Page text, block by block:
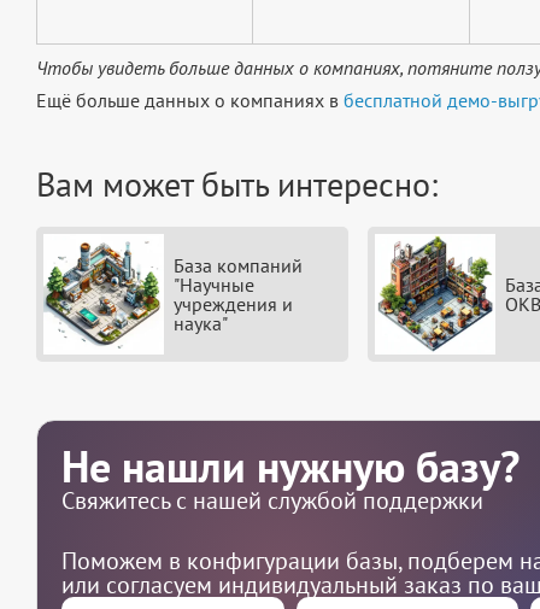
Чтобы увидеть больше данных о компаниях, потяните
Ещё больше данных о компаниях в бесплатной демо-
Вам может быть интересно:
База компаний
"Научные
учреждения и
наука"
Не нашли нужную базу?
Свяжитесь с нашей службой поддержки
Поможем в конфигурации базы, подберем
или согласуем индивидуальный заказ по